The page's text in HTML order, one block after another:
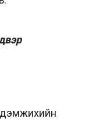
дэмжихийн